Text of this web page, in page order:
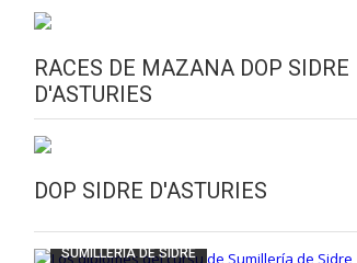
RACES DE MAZANA DOP SIDRE
D'ASTURIES
DOP SIDRE D'ASTURIES
ESCUELA DE SUMILLERÍA DE LA SIDRE
SUMILLERÍA DE SIDRE